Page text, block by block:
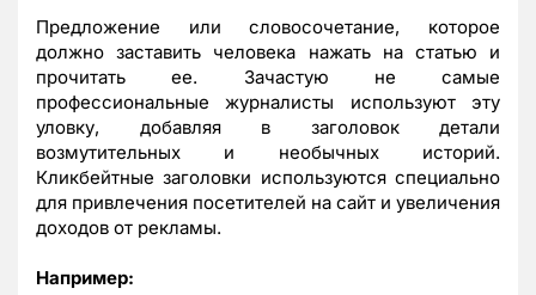
Предложение или словосочетание, которое
должно заставить человека нажать на статью и
прочитать ее. Зачастую не самые
профессиональные журналисты используют эту
уловку, добавляя в заголовок детали
возмутительных и необычных историй.
Кликбейтные заголовки используются специально
для привлечения посетителей на сайт и увеличения
доходов от рекламы.
Например: